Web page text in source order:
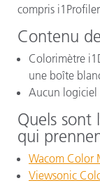
compris
Contenu
Colorimètre
une boîte
Aucun logiciel
Quels sont
qui
Wacom Color
Viewsonic